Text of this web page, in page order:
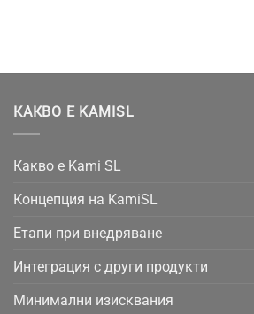
КАКВО Е KAMISL
Какво е Kami SL
Концепция на KamiSL
Етапи при внедряване
Интеграция с други продукти
Минимални изисквания